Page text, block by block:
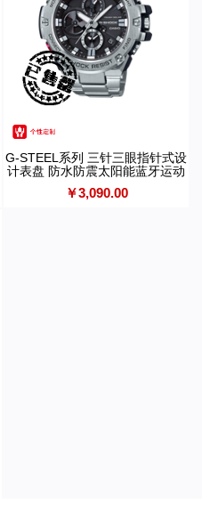
G-STEEL系列 三针三眼指针式设
计表盘 防水防震太阳能蓝牙运动
￥3,090.00